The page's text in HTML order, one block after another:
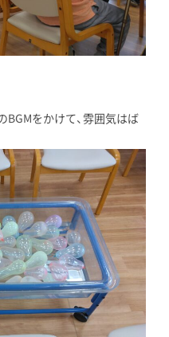
BGMをかけて、雰囲気はば